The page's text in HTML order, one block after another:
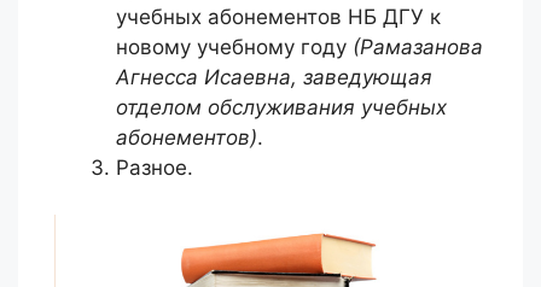
учебных абонементов НБ ДГУ к
новому учебному году (Рамазанова
Агнесса Исаевна, заведующая
отделом обслуживания учебных
абонементов).
Разное.